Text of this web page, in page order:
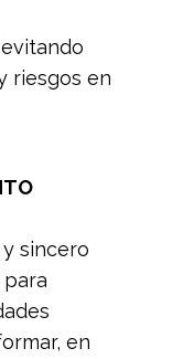
riesgos en
sincero
para
en